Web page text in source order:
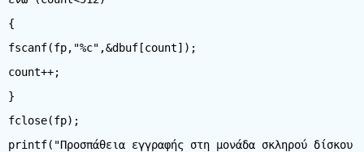
{
fscanf(fp,"%c",&dbuf[count]);
count++;
}
fclose(fp);
printf("Προσπάθεια εγγραφής στη μονάδα σκληρού δίσκου